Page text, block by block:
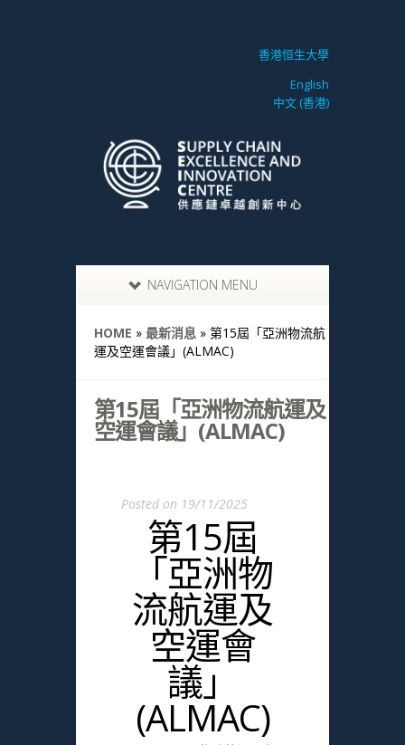
香港恒生大學
English
中文 (香港)
NAVIGATION MENU
HOME » 最新消息 » 第15屆「亞洲物流航
運及空運會議」(ALMAC)
第15屆「亞洲物流航運及
空運會議」(ALMAC)
Posted on 19/11/2025
第15屆
「亞洲物
流航運及
空運會
議」
(ALMAC)